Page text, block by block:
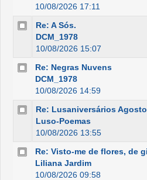
10/08/2026 17:11
Re: A Sós.
DCM_1978
10/08/2026 15:07
Re: Negras Nuvens
DCM_1978
10/08/2026 14:59
Re: Lusaniversários
Luso-Poemas
10/08/2026 13:55
Re: Visto-me de flores, de
Liliana Jardim
10/08/2026 09:58